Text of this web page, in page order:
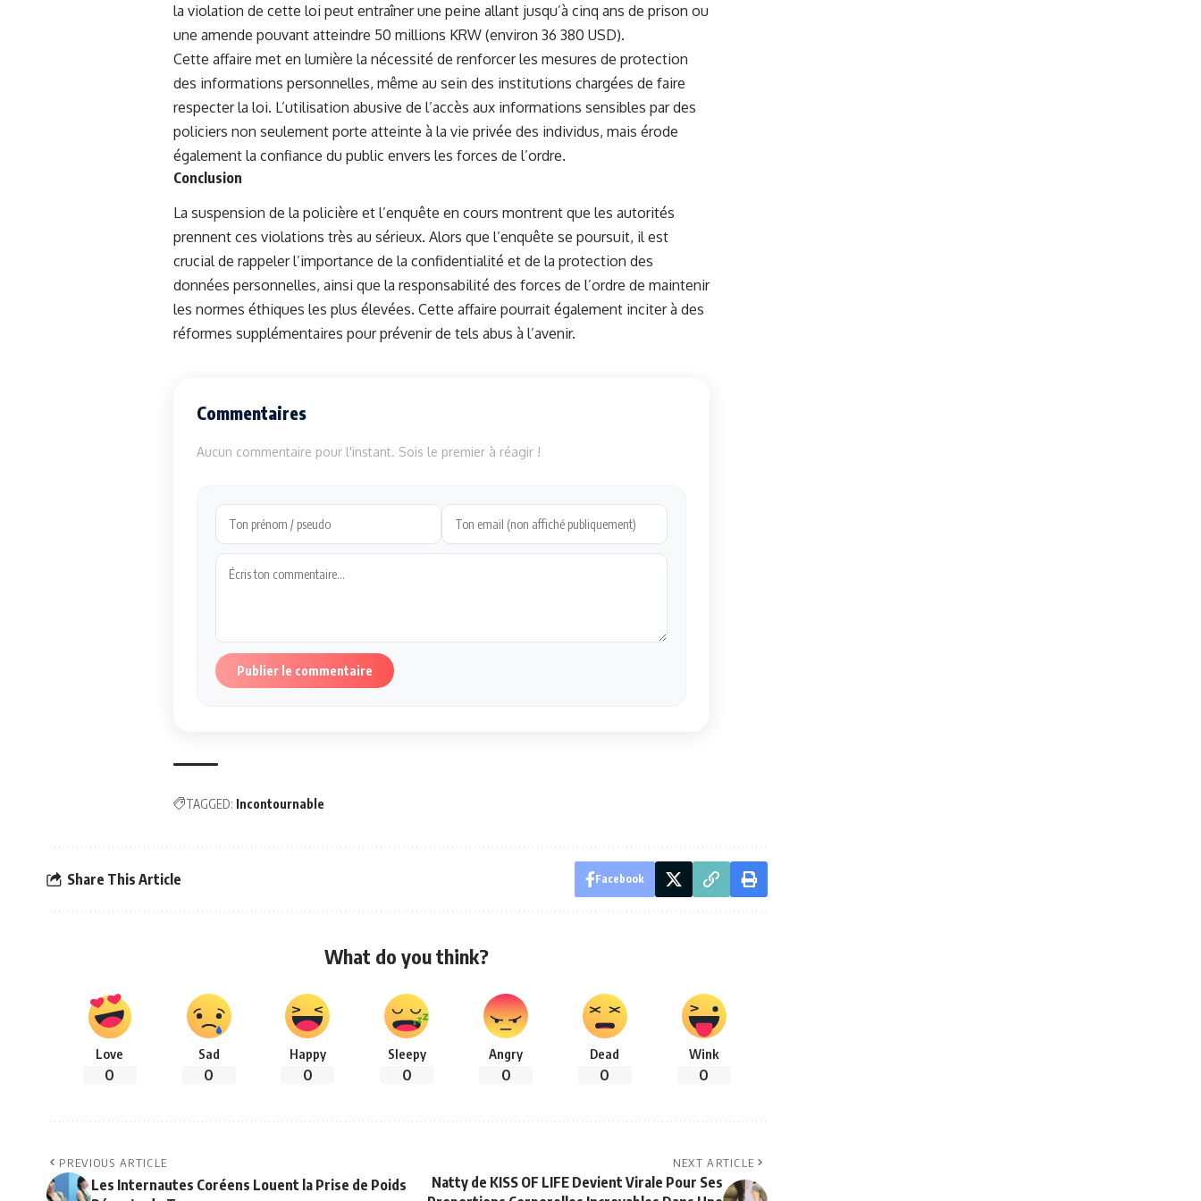
la violation de cette loi peut entraîner une peine allant jusqu’à cinq ans de prison ou
une amende pouvant atteindre 50 millions KRW (environ 36 380 USD).
Cette affaire met en lumière la nécessité de renforcer les mesures de protection
des informations personnelles, même au sein des institutions chargées de faire
respecter la loi. L’utilisation abusive de l’accès aux informations sensibles par des
policiers non seulement porte atteinte à la vie privée des individus, mais érode
également la confiance du public envers les forces de l’ordre.
Conclusion
La suspension de la policière et l’enquête en cours montrent que les autorités
prennent ces violations très au sérieux. Alors que l’enquête se poursuit, il est
crucial de rappeler l’importance de la confidentialité et de la protection des
données personnelles, ainsi que la responsabilité des forces de l’ordre de maintenir
les normes éthiques les plus élevées. Cette affaire pourrait également inciter à des
réformes supplémentaires pour prévenir de tels abus à l’avenir.
Commentaires
Aucun commentaire pour l'instant. Sois le premier à réagir !
Publier le commentaire
TAGGED: Incontournable
Share This Article Facebook
What do you think?
Love
0
Sad
0
Happy
0
Sleepy
0
Angry
0
Dead
0
Wink
0
PREVIOUS ARTICLE
Les Internautes Coréens Louent la Prise de Poids
NEXT ARTICLE
Natty de KISS OF LIFE Devient Virale Pour Ses